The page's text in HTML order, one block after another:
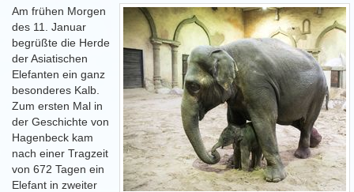
Am frühen Morgen
des 11. Januar
begrüßte die Herde
der Asiatischen
Elefanten ein ganz
besonderes Kalb.
Zum ersten Mal in
der Geschichte von
Hagenbeck kam
nach einer Tragzeit
von 672 Tagen ein
Elefant in zweiter